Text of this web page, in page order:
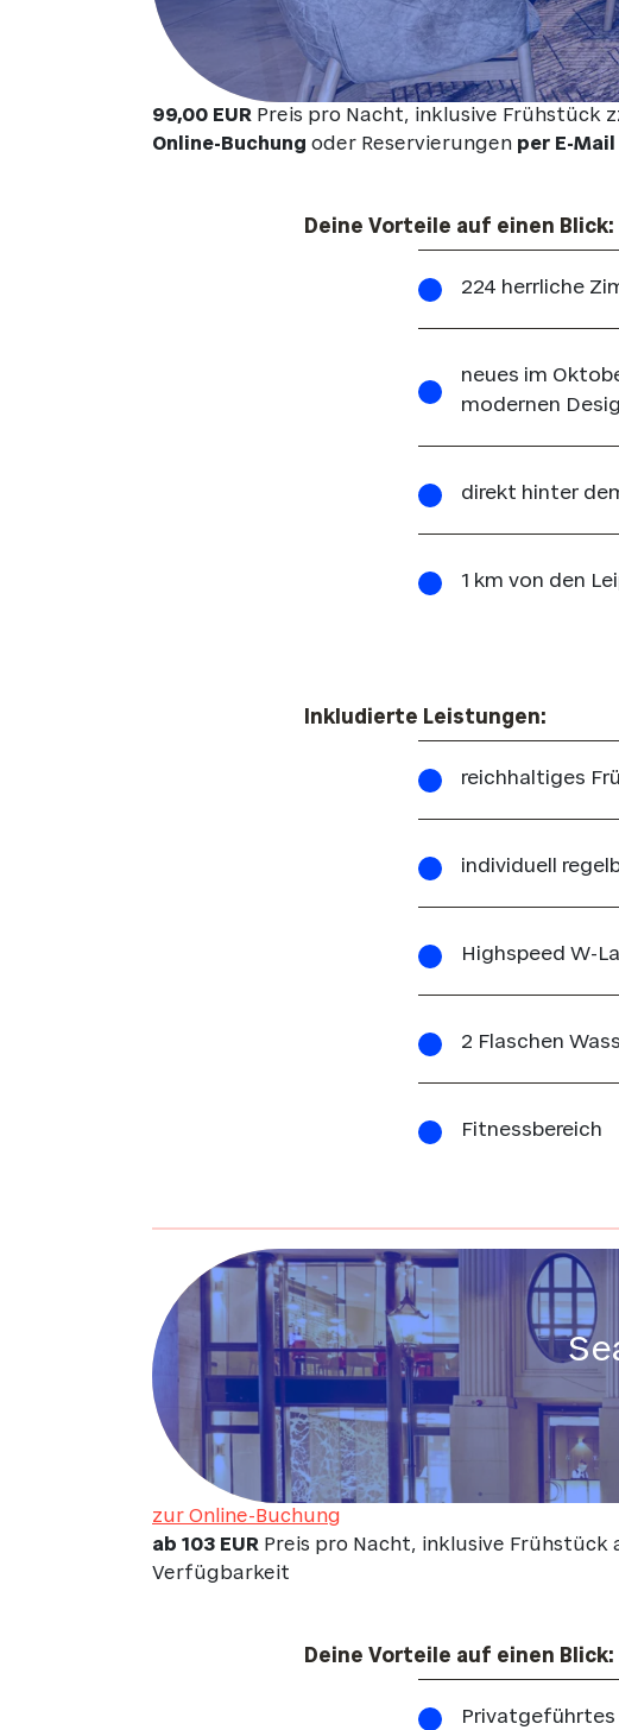
99,00 EUR Preis pro Nacht, inklusive
Online-Buchung oder Reservierungen per E-Mail
Deine Vorteile auf einen Blick:
224 herrliche
neues im
modernen
direkt hinter
1 km von den
Inkludierte Leistungen:
reichhaltiges
individuell
Highspeed W-
2 Flaschen
Fitnessbereich
zur Online-Buchung
ab 103 EUR Preis pro Nacht, inklusive Frühstück
Verfügbarkeit
Deine Vorteile auf einen Blick: